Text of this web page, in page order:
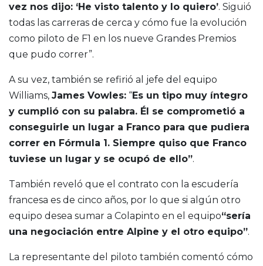
vez nos dijo: ‘He visto talento y lo quiero’. Siguió
todas las carreras de cerca y cómo fue la evolución
como piloto de F1 en los nueve Grandes Premios
que pudo correr”.
A su vez, también se refirió al jefe del equipo
Williams, James Vowles: “Es un tipo muy íntegro
y cumplió con su palabra. Él se comprometió a
conseguirle un lugar a Franco para que pudiera
correr en Fórmula 1. Siempre quiso que Franco
tuviese un lugar y se ocupó de ello”.
También reveló que el contrato con la escudería
francesa es de cinco años, por lo que si algún otro
equipo desea sumar a Colapinto en el equipo“sería
una negociación entre Alpine y el otro equipo”.
La representante del piloto también comentó cómo